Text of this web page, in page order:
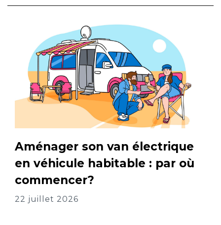
Aménager son van électrique
en véhicule habitable : par où
commencer?
22 juillet 2026